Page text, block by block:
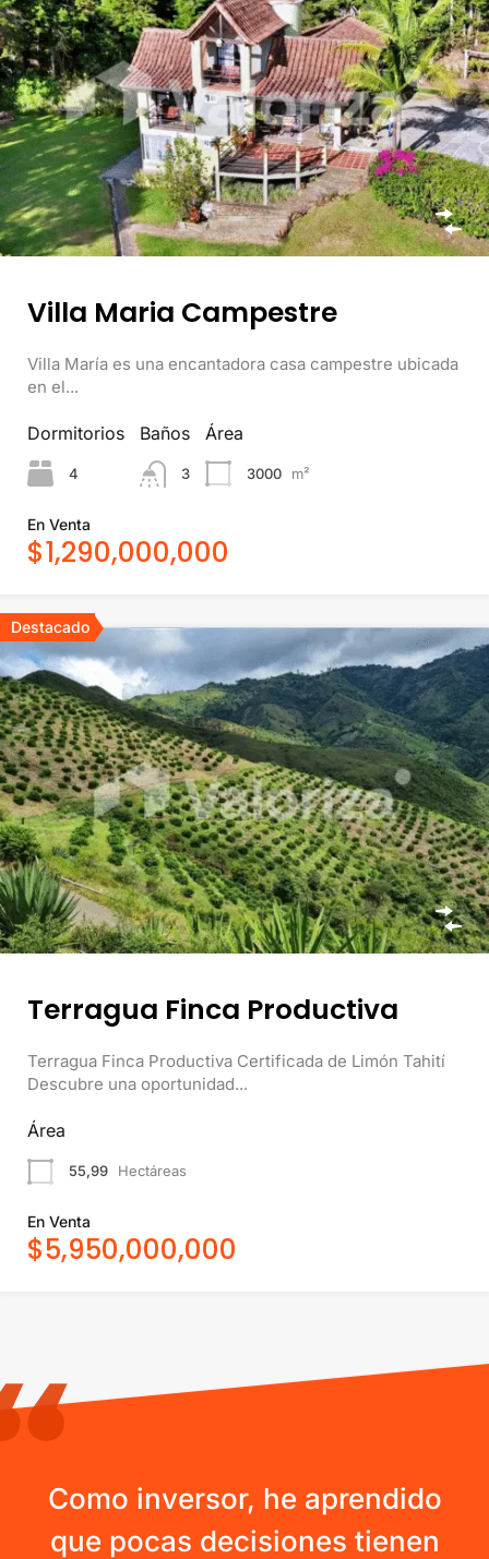
Villa Maria Campestre
Villa María es una encantadora casa campestre ubicada
en el...
Dormitorios
4
Baños
3
Área
3000 m²
En Venta
$1,290,000,000
Destacado
Terragua Finca Productiva
Terragua Finca Productiva Certificada de Limón Tahití
Descubre una oportunidad...
Área
55,99 Hectáreas
En Venta
$5,950,000,000
Como inversor, he aprendido
que pocas decisiones tienen